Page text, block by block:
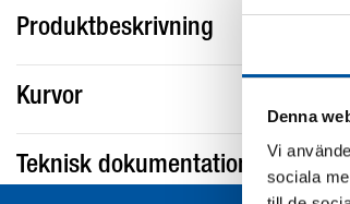
Denna
Vi
sociala
Produktbeskrivning
Kurvor
Teknisk dokumentation